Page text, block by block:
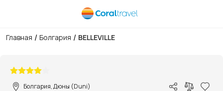
Главная / Болгария / BELLEVILLE
Болгария, Дюны (Duni)